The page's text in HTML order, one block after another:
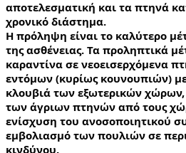
αποτελεσματική και τα πτηνά
χρονικό διάστημα.
Η πρόληψη είναι το καλύτερο
της ασθένειας. Τα προληπτικά
καραντίνα σε νεοεισερχόμενα
εντόμων (κυρίως κουνουπιών)
κλουβιά των εξωτερικών
των άγριων πτηνών από τους
ενίσχυση του ανοσοποιητικού
εμβολιασμό των πουλιών σε
κινδύνου.